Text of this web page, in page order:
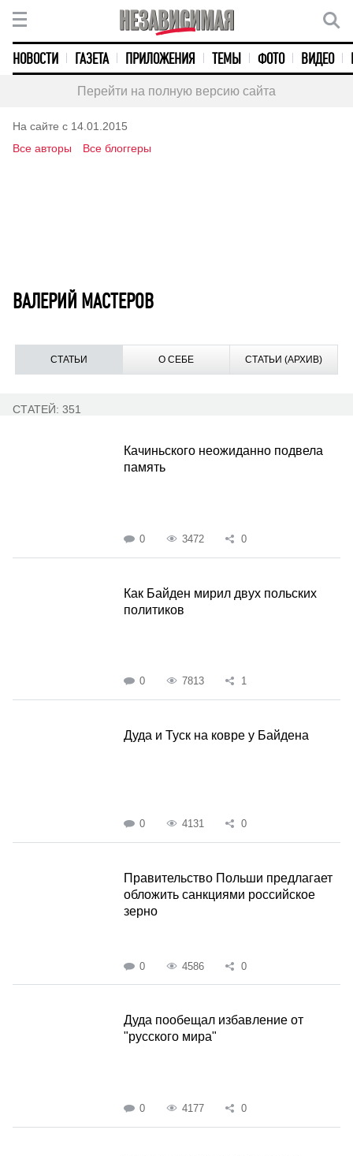
НОВОСТИ ГАЗЕТА ПРИЛОЖЕНИЯ ТЕМЫ ФОТО ВИДЕО
Перейти на полную версию сайта
На сайте с 14.01.2015
Все авторы
Все блоггеры
ВАЛЕРИЙ МАСТЕРОВ
СТАТЬИ О СЕБЕ СТАТЬИ (АРХИВ)
СТАТЕЙ: 351
Качиньского неожиданно подвела
память
0 3472 0
Как Байден мирил двух польских
политиков
0 7813 1
Дуда и Туск на ковре у Байдена
0 4131 0
Правительство Польши предлагает
обложить санкциями российское
зерно
0 4586 0
Дуда пообещал избавление от
"русского мира"
0 4177 0